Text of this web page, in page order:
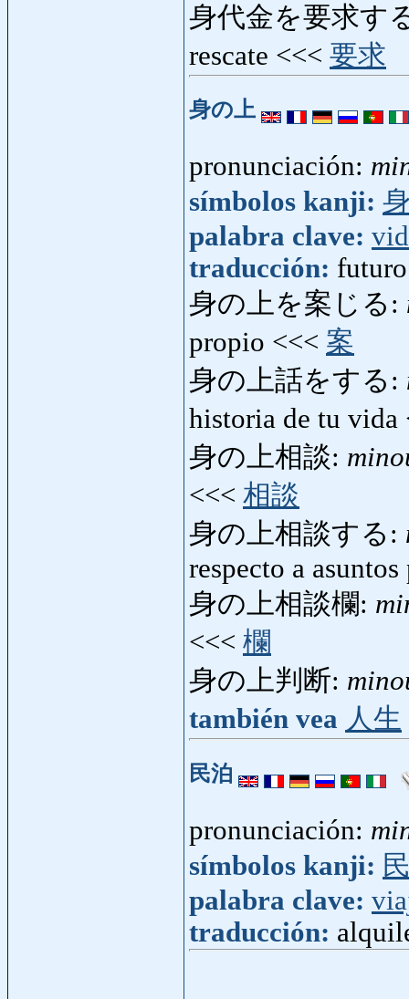
身代金を要求す
rescate <<< 要求
身の上
pronunciación:
símbolos kanji:
palabra clave:
traducción:
身の上を案じる:
propio <<< 案
身の上話をする:
historia de tu
身の上相談:
<<< 相談
身の上相談する:
respecto a asuntos
身の上相談欄:
<<< 欄
身の上判断:
también vea 人生
民泊
pronunciación:
símbolos kanji:
palabra clave:
traducción: